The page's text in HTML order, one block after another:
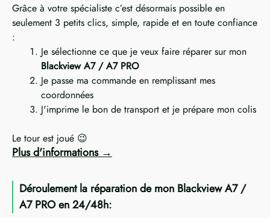
Grâce à votre spécialiste c’est désormais possible en
seulement 3 petits clics, simple, rapide et en toute confiance
:
Je sélectionne ce que je veux faire réparer sur mon
Blackview A7 / A7 PRO
Je passe ma commande en remplissant mes
coordonnées
J'imprime le bon de transport et je prépare mon colis
Le tour est joué 😉
Plus d'informations
Déroulement la réparation de mon Blackview A7 /
A7 PRO en 24/48h: